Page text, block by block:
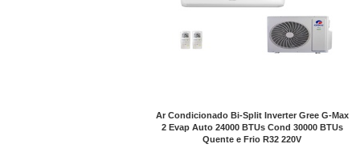
Ar Condicionado Bi-Split Inverter Gree G-Max
2 Evap Auto 24000 BTUs Cond 30000 BTUs
Quente e Frio R32 220V